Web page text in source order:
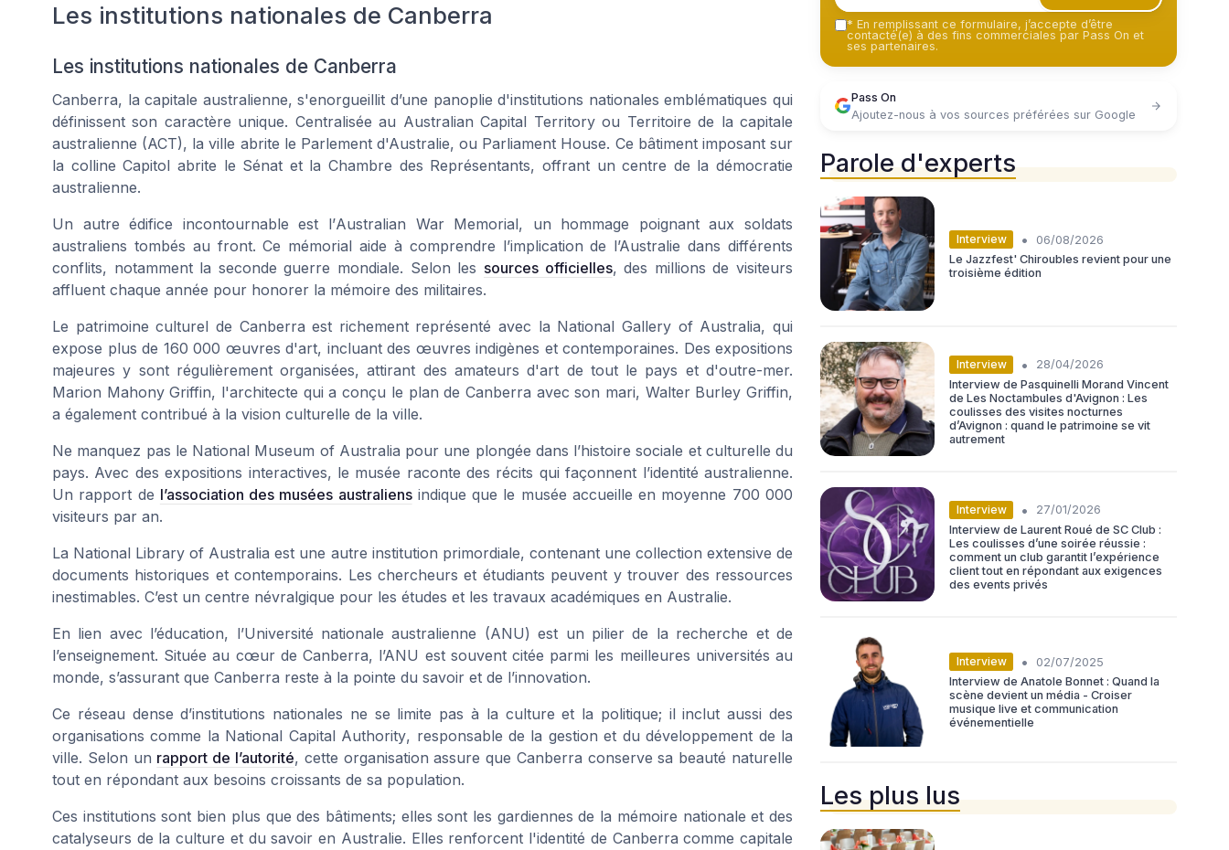
Les institutions nationales de Canberra
Les institutions nationales de Canberra
Canberra, la capitale australienne, s'enorgueillit d’une panoplie d'institutions nationales emblématiques qui
définissent son caractère unique. Centralisée au Australian Capital Territoryou Territoire de la capitale
australienne (ACT), la ville abrite le Parlement d'Australie, ou Parliament House. Ce bâtiment imposant sur
la colline Capitol abrite le Sénat et la Chambre des Représentants, offrant un centre de la démocratie
australienne.
Un autre édifice incontournable est l’Australian War Memorial, un hommage poignant aux soldats
australiens tombés au front. Ce mémorial aide à comprendre l’implication de l’Australie dans différents
conflits, notamment la seconde guerre mondiale. Selon les sources officielles, des millions de visiteurs
affluent chaque année pour honorer la mémoire des militaires.
Le patrimoine culturel de Canberra est richement représenté avec la National Gallery of Australia, qui
expose plus de 160 000 œuvres d'art, incluant des œuvres indigènes et contemporaines. Des expositions
majeures y sont régulièrement organisées, attirant des amateurs d'art de tout le pays et d'outre-mer.
Marion Mahony Griffin, l'architecte qui a conçu le plan de Canberra avec son mari, Walter Burley Griffin,
a également contribué à la vision culturelle de la ville.
Ne manquez pas le National Museum of Australia pour une plongée dans l’histoire sociale et culturelle du
pays. Avec des expositions interactives, le musée raconte des récits qui façonnent l’identité australienne.
Un rapport de l’association des musées australiensindique que le musée accueille en moyenne 700 000
visiteurs par an.
La National Library of Australia est une autre institution primordiale, contenant une collection extensive de
documents historiques et contemporains. Les chercheurs et étudiants peuvent y trouver des ressources
inestimables. C’est un centre névralgique pour les études et les travaux académiques en Australie.
En lien avec l’éducation, l’Université nationale australienne (ANU) est un pilier de la recherche et de
l’enseignement. Située au cœur de Canberra, l’ANU est souvent citée parmi les meilleures universités au
monde, s’assurant que Canberra reste à la pointe du savoir et de l’innovation.
Ce réseau dense d’institutions nationales ne se limite pas à la culture et la politique; il inclut aussi des
organisations comme la National Capital Authority, responsable de la gestion et du développement de la
ville. Selon un rapport de l’autorité, cette organisation assure que Canberra conserve sa beauté naturelle
tout en répondant aux besoins croissants de sa population.
Ces institutions sont bien plus que des bâtiments; elles sont les gardiennes de la mémoire nationale et des
catalyseurs de la culture et du savoir en Australie. Elles renforcent l'identité de Canberra comme capitale
* En remplissant ce formulaire, j’accepte d’être
contacté(e) à des fins commerciales par Pass On et
ses partenaires.
Pass On
Ajoutez-nous à vos sources préférées sur Google
Parole d'experts
Interview •
06/08/2026
Le Jazzfest' Chiroubles revient pour une
troisième édition
Interview •
28/04/2026
Interview de Pasquinelli Morand Vincent
de Les Noctambules d'Avignon : Les
coulisses des visites nocturnes
d’Avignon : quand le patrimoine se vit
autrement
Interview •
27/01/2026
Interview de Laurent Roué de SC Club :
Les coulisses d’une soirée réussie :
comment un club garantit l’expérience
client tout en répondant aux exigences
des events privés
Interview •
02/07/2025
Interview de Anatole Bonnet : Quand la
scène devient un média - Croiser
musique live et communication
événementielle
Les plus lus